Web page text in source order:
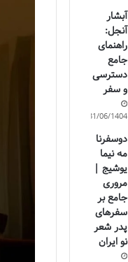
آبشار
آنجل:
راهنمای
جامع
دسترسی
و سفر
31/06/1404
دوسفرنا
مه نیما
یوشیج |
مروری
جامع بر
سفرهای
پدر شعر
نو ایران